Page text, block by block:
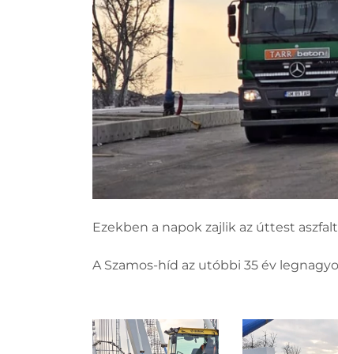
Ezekben a napok zajlik az úttest
A Szamos-híd az utóbbi 35 év